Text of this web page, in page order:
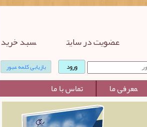
عضویت در سایت سبد خرید
بازیابی کلمه عبور
معرفی ما تماس با ما